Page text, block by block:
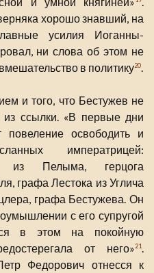
хорошо знавший, на
усилия Иоганны-
ни слова об этом не
в политику20
и того, что Бестужев не
ссылки. «В первые дни
повеление освободить и
императрицей:
из Пелыма, герцога
графа Лестока из Углича
графа Бестужева. Он
с его супругой
в этом на покойную
от него»21.
Федорович отнесся к